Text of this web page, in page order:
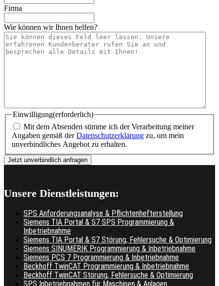
Firma
Wie können wir Ihnen helfen?
Einwilligung(erforderlich)
Mit dem Absenden stimme ich der Verarbeitung meiner
Angaben gemäß derDatenschutzerklärung zu, um mein
unverbindliches Angebot zu erhalten.
Unsere Dienstleistungen:
SPS Anforderungsanalyse & Pflichtenhefterstellung
Siemens TIA Portal & S7 SPS Programmierung &
Inbetriebnahme
Siemens TIA Portal & S7 Störung, Fehlersuche & Optimierung
Siemens SINUMERIK Programmierung & Inbetriebnahme
Siemens PCS 7 Programmierung & Inbetriebnahme
Beckhoff TwinCAT Programmierung & Inbetriebnahme
Beckhoff TwinCAT Störung, Fehlersuche & Optimierung
SPS Inbetriebnahmen für Maschinen & Anlagen